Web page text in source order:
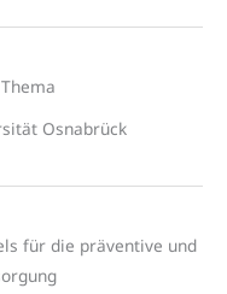
Osnabrück
für die präventive und